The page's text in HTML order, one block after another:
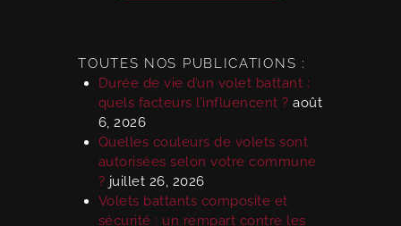
TOUTES NOS PUBLICATIONS :
Durée de vie d’un volet battant :
quels facteurs l’influencent ? août
6, 2026
Quelles couleurs de volets sont
autorisées selon votre commune
? juillet 26, 2026
Volets battants composite et
sécurité : un rempart contre les